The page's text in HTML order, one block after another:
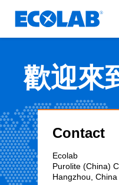
Resources
Applications
Medical Devices and
News & Events
歡迎來
Contact
Ecolab
Purolite (China)
Hangzhou, China